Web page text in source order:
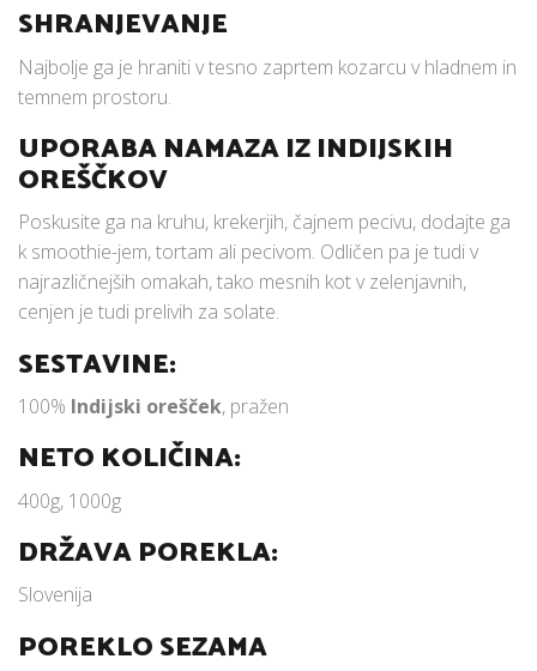
SHRANJEVANJE
Najbolje ga je hraniti v tesno zaprtem kozarcu v hladnem in
temnem prostoru.
UPORABA NAMAZA IZ INDIJSKIH
OREŠČKOV
Poskusite ga na kruhu, krekerjih, čajnem pecivu, dodajte ga
k smoothie-jem, tortam ali pecivom. Odličen pa je tudi v
najrazličnejših omakah, tako mesnih kot v zelenjavnih,
cenjen je tudi prelivih za solate.
SESTAVINE:
100% Indijski orešček, pražen
NETO KOLIČINA:
400g, 1000g
DRŽAVA POREKLA:
Slovenija
POREKLO SEZAMA